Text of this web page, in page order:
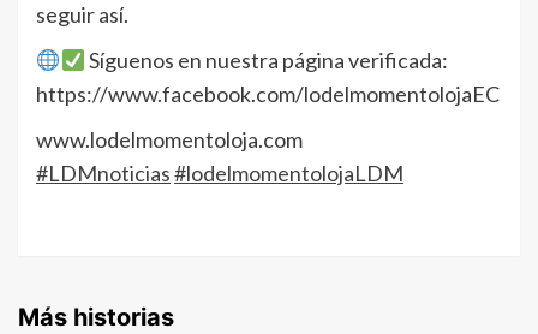
seguir así.
Síguenos en nuestra página verificada:
https://www.facebook.com/lodelmomentolojaEC
www.lodelmomentoloja.com
#LDMnoticias#lodelmomentolojaLDM
Más historias